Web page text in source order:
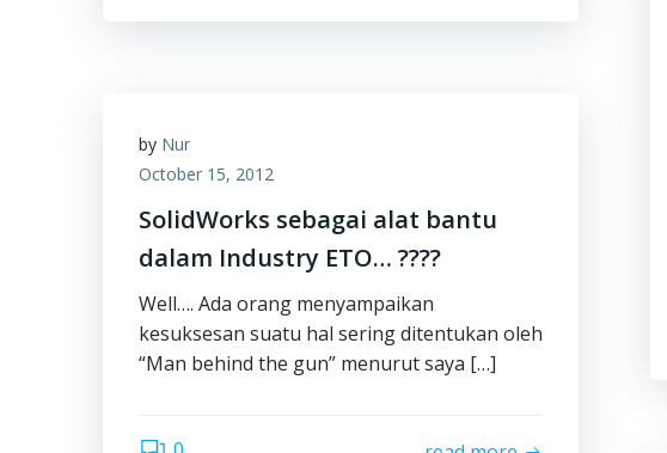
by Nur
October 15, 2012
SolidWorks sebagai alat bantu
dalam Industry ETO… ????
Well…. Ada orang menyampaikan
kesuksesan suatu hal sering ditentukan oleh
“Man behind the gun” menurut saya […]